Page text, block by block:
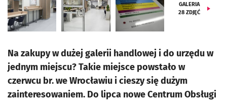
GALERIA
28 ZDJĘĆ
Na zakupy w dużej galerii handlowej i do urzędu w
jednym miejscu? Takie miejsce powstało w
czerwcu br. we Wrocławiu i cieszy się dużym
zainteresowaniem. Do lipca nowe Centrum Obsługi